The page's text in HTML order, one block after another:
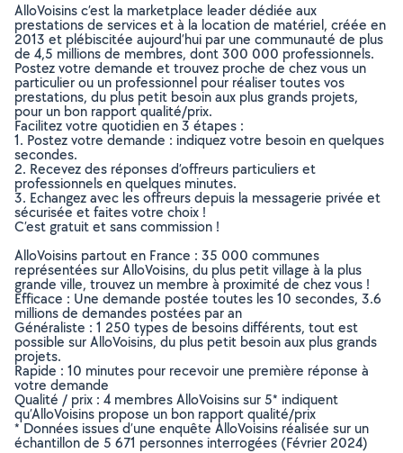
AlloVoisins c’est la marketplace leader dédiée aux
prestations de services et à la location de matériel, créée en
2013 et plébiscitée aujourd’hui par une communauté de plus
de 4,5 millions de membres, dont 300 000 professionnels.
Postez votre demande et trouvez proche de chez vous un
particulier ou un professionnel pour réaliser toutes vos
prestations, du plus petit besoin aux plus grands projets,
pour un bon rapport qualité/prix.
Facilitez votre quotidien en 3 étapes :
1. Postez votre demande : indiquez votre besoin en quelques
secondes.
2. Recevez des réponses d’offreurs particuliers et
professionnels en quelques minutes.
3. Echangez avec les offreurs depuis la messagerie privée et
sécurisée et faites votre choix !
C’est gratuit et sans commission !
AlloVoisins partout en France : 35 000 communes
représentées sur AlloVoisins, du plus petit village à la plus
grande ville, trouvez un membre à proximité de chez vous !
Efficace : Une demande postée toutes les 10 secondes, 3.6
millions de demandes postées par an
Généraliste : 1 250 types de besoins différents, tout est
possible sur AlloVoisins, du plus petit besoin aux plus grands
projets.
Rapide : 10 minutes pour recevoir une première réponse à
votre demande
Qualité / prix : 4 membres AlloVoisins sur 5* indiquent
qu’AlloVoisins propose un bon rapport qualité/prix
* Données issues d’une enquête AlloVoisins réalisée sur un
échantillon de 5 671 personnes interrogées (Février 2024)